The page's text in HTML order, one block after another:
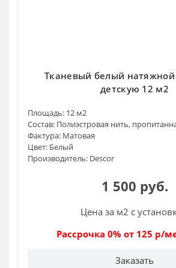
Тканевый белый натяжной
детскую 12 м2
Площадь: 12 м2
Состав: Полиэстровая нить,
Фактура: Матовая
Цвет: Белый
Производитель: Descor
1 500 руб.
Цена за м2 с
Рассрочка 0% от 125 р/
Заказать